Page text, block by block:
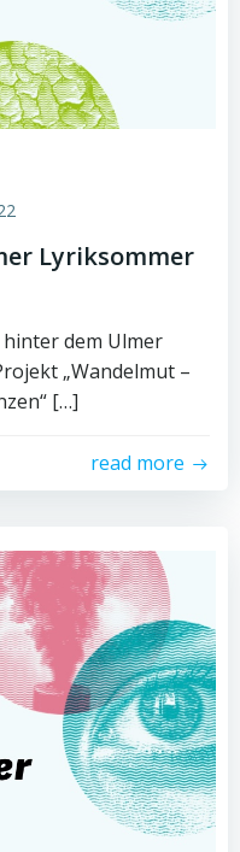
Lyriksommer
dem Ulmer
„Wandelmut –
[…]
read more